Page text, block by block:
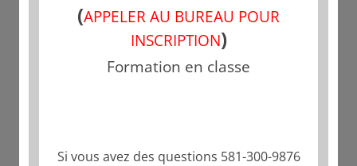
Partager cette publication
(APPELER AU BUREAU POUR
INSCRIPTION)
Formation en classe
Si vous avez des questions 581-300-9876